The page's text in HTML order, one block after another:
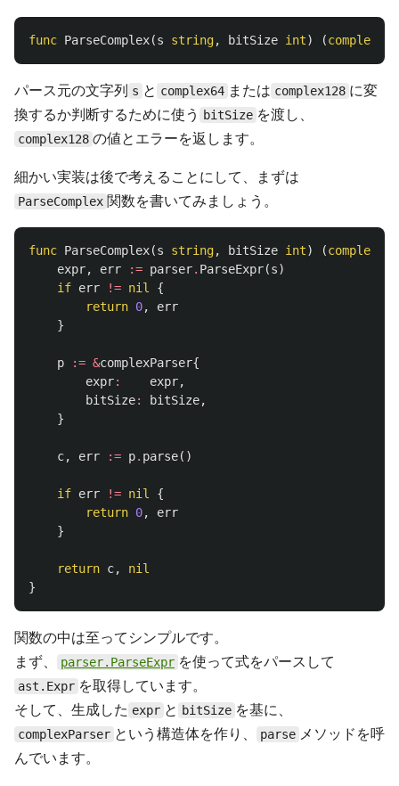
func ParseComplex(s string, bitSize int) (complex128
パース元の文字列 s と complex64 または complex128 に変
換するか判断するために使う
bitSize を渡し、
complex128 の値とエラーを返します。
細かい実装は後で考えることにして、まずは
ParseComplex 関数を書いてみましょう。
func ParseComplex(s string, bitSize int) (complex128
expr, err := parser. ParseExpr(s)
if err != nil
{
return 0,
err
}
p := &complexParser{
expr: expr,
bitSize: bitSize,
}
c, err := p. parse()
if err != nil
{
return 0,
err
}
return c,
nil
}
関数の中は至ってシンプルです。
まず、
parser.ParseExpr を使って式をパースして
ast.Expr を取得しています。
そして、生成した expr と bitSize を基に、
complexParser という構造体を作り、 parse メソッドを呼
んでいます。